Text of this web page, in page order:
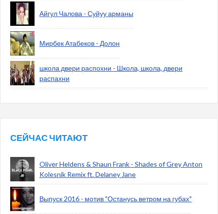
Айгул Чалова - Суйуу арманы
Мирбек Атабеков - Долон
школа двери распохни - Школа, школа, двери
распахни
СЕЙЧАС ЧИТАЮТ
Oliver Heldens & Shaun Frank - Shades of Grey Anton
Kolesnik Remix ft. Delaney Jane
Выпуск 2016 - мотив "Останусь ветром на губах"